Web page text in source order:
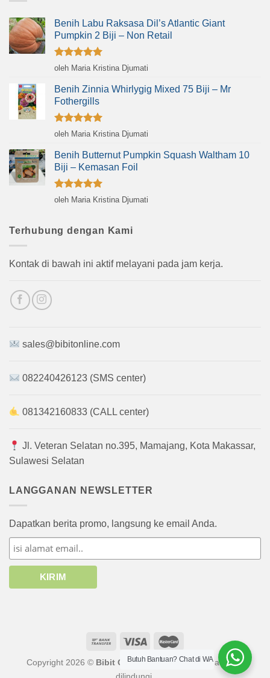
Benih Labu Raksasa Dil’s Atlantic Giant
Pumpkin 2 Biji – Non Retail
Dinilai5
oleh Maria Kristina Djumati
Benih Zinnia Whirlygig Mixed 75 Biji – Mr
Fothergills
Dinilai5
oleh Maria Kristina Djumati
Benih Butternut Pumpkin Squash Waltham 10
Biji – Kemasan Foil
Dinilai5
oleh Maria Kristina Djumati
Terhubung dengan Kami
Kontak di bawah ini aktif melayani pada jam kerja.
sales@bibitonline.com
082240426123 (SMS center)
081342160833 (CALL center)
Jl. Veteran Selatan no.395, Mamajang, Kota Makassar,
Sulawesi Selatan
LANGGANAN NEWSLETTER
Dapatkan berita promo, langsung ke email Anda.
Copyright 2026 © Bibit Onlineatau afiliasinya. Hak cipta
Butuh Bantuan? Chat di WA